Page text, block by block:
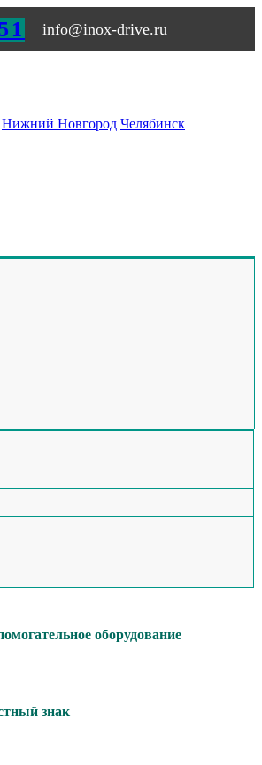
info@inox-drive.ru
Нижний Новгород Челябинск
оборудование
знак